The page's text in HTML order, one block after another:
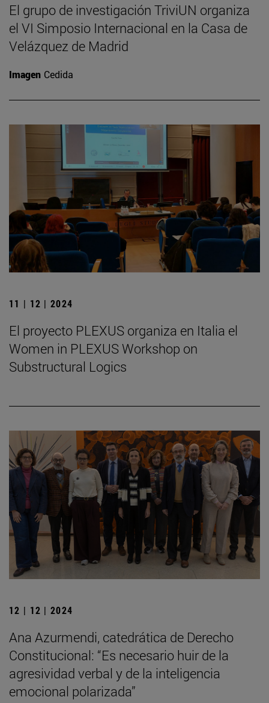
El grupo de investigación TriviUN organiza
el VI Simposio Internacional en la Casa de
Velázquez de Madrid
Imagen Cedida
11 | 12 | 2024
El proyecto PLEXUS organiza en Italia el
Women in PLEXUS Workshop on
Substructural Logics
12 | 12 | 2024
Ana Azurmendi, catedrática de Derecho
Constitucional: “Es necesario huir de la
agresividad verbal y de la inteligencia
emocional polarizada”